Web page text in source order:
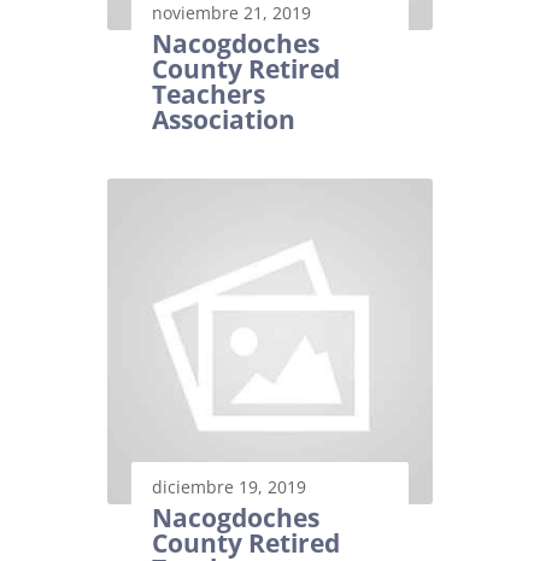
noviembre 21, 2019
Nacogdoches
County Retired
Teachers
Association
diciembre 19, 2019
Nacogdoches
County Retired